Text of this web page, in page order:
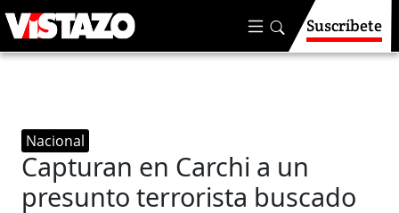
Suscríbete
Nacional
Capturan en Carchi a un
presunto terrorista buscado